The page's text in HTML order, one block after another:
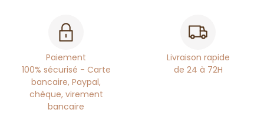
Paiement
100% sécurisé - Carte
bancaire, Paypal,
chèque, virement
bancaire
Livraison rapide
de 24 à 72H